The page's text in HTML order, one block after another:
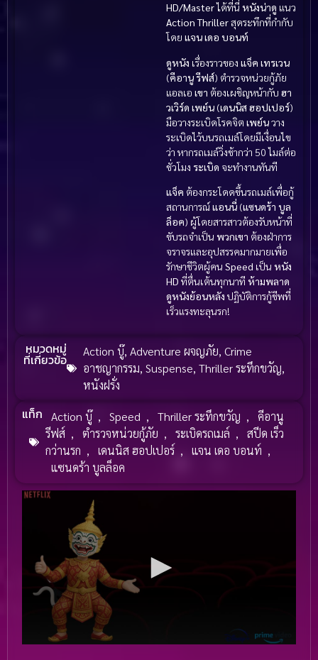
HD/Masterได้ที่นี่ หนังน่าดู แนว
Action Thrillerสุดระทึกที่กำกับ
โดย แจน เดอ บอนท์
ดูหนัง เรื่องราวของ แจ็ค เทรเวน
(คีอานู รีฟส์) ตำรวจหน่วยกู้ภัย
แอลเอ เขา ต้องเผชิญหน้ากับ ฮา
วเวิร์ด เพย์น (เดนนิส ฮอปเปอร์)
มือวางระเบิดโรคจิต เพย์นวาง
ระเบิดไว้บนรถเมล์โดยมีเงื่อนไข
ว่า หากรถเมล์วิ่งช้ากว่า 50 ไมล์ต่อ
ชั่วโมง ระเบิด จะทำงานทันที
แจ็ค ต้องกระโดดขึ้นรถเมล์เพื่อกู้
สถานการณ์แอนนี่ (แซนดร้า บูล
ล็อค) ผู้โดยสารสาวต้องรับหน้าที่
ขับรถจำเป็น พวกเขา ต้องฝ่าการ
จราจรและอุปสรรคมากมายเพื่อ
รักษาชีวิตผู้คน Speed เป็น หนัง
HD ที่ตื่นเต้นทุกนาที ห้ามพลาด
ดูหนังย้อนหลัง ปฏิบัติการกู้ชีพที่
เร็วแรงทะลุนรก!
หมวดหมู่
ที่เกี่ยวข้อ
Action บู๊,Adventure ผจญภัย,Crime
อาชญากรรม,Suspense,Thriller ระทึกขวัญ,
หนังฝรั่ง
แท็ก Action บู๊ , Speed , Thriller ระทึกขวัญ ,
คีอานู
รีฟส์ , ตำรวจหน่วยกู้ภัย , ระเบิดรถเมล์ ,
สปีด เร็ว
กว่านรก , เดนนิส ฮอปเปอร์ , แจน เดอ บอนท์ ,
แซนดร้า บูลล็อค